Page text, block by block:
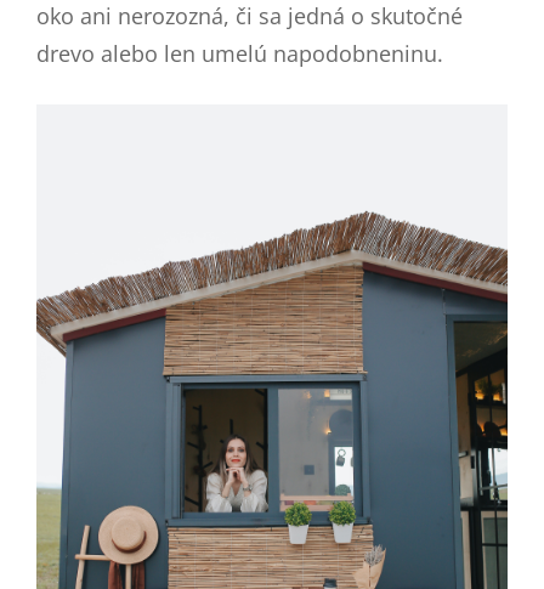
oko ani nerozozná, či sa jedná o skutočné
drevo alebo len umelú napodobneninu.